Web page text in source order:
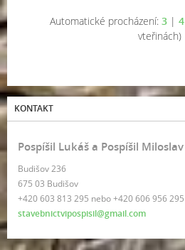
Automatické procházení: 3 | 4
vteřinách)
KONTAKT
Pospíšil Lukáš a Pospíšil Miloslav
Budišov 236
675 03 Budišov
+420 603 813 295 nebo +420 606 956 295
stavebnictvipospisil@gmail.com